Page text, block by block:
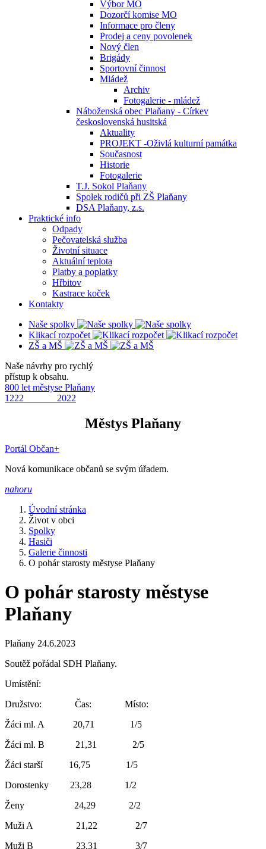
Výbor MO
Dozorčí komise MO
Informace pro členy
Prodej a ceny povolenek
Nový člen
Brigády
Sportovní činnost
Mládež
Archiv
Fotogalerie - mládež
Náboženská obec Plaňany - Církev
československá husitská
Aktuality
PROJEKT -Oživlá kulturní památka
Současnost
Historie
Fotogalerie
T.J. Sokol Plaňany
Spolek rodičů při ZŠ Plaňany
DSA Plaňany, z.s.
Praktické info
Odpady
Pečovatelská služba
Životní situace
Aktuální teplota
Platby a poplatky
Hřbitov
Kastrace koček
Kontakty
Naše spolky
Klikací rozpočet
ZŠ a MŠ
Naše návrhy pro rychlý
přístup k obsahu.
800 let městyse Plaňany
1222 2022
Městys Plaňany
Portál Občan+
Nová komunikace občanů se svým úřadem.
nahoru
Úvodní stránka
Život v obci
Spolky
Hasiči
Galerie činnosti
O pohár starosty městyse Plaňany
O pohár starosty městyse
Plaňany
Plaňany 24.6.2023
Soutěž pořádal SDH Plaňany.
Umístění:
Družstvo: Čas: Místo:
Žáci ml. A 20,71 1/5
Žáci ml. B 21,31 2/5
Žáci starší 16,75 1/5
Dorostenky 23,28 1/2
Ženy 24,29 2/2
Muži A 21,22 2/7
Muži B 23,31 3/7